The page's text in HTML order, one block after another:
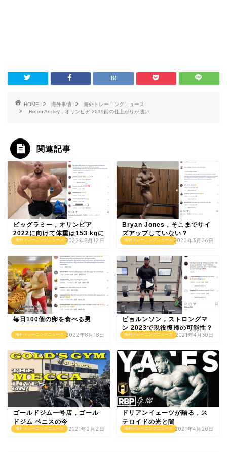
HOME 海外事情
海外トレーニングニュース
Breon Ansley，オリンピア 2019前の仕上がりが凄い
関連記事
海外トレーニングニュース
ビッグラミー，オリンピア
2022に向けて体重は153 kgに
2022年8月12日 海外トレーニングニュース
Bryan Jones，そこまでサイ
ズアップしていない？
2022年3月26日
海外トレーニングニュース
毎日100個の卵を食べる男
2022年8月18日 海外トレーニングニュース
ビョルンソン，ストロングマ
ン 2023で現役復帰の可能性？
2021年4月30日
海外トレーニングニュース
ゴールドジム一号店，ゴール
ドジム ベニスの今
2021年2月2日 海外トレーニングニュース
ドリアンイェーツが語る，ス
テロイドの光と闇
2021年4月20日